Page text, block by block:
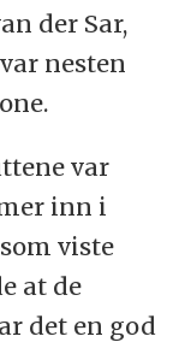
der Sar,
nesten
var
inn i
viste
at de
det en god